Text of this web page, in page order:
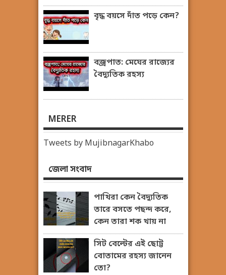
বৃদ্ধ বয়সে দাঁত পড়ে কেন?
বজ্রপাত: মেঘের রাজ্যের
বৈদ্যুতিক রহস্য
MERER
Tweets by MujibnagarKhabo
জেলা সংবাদ
পাখিরা কেন বৈদ্যুতিক
তারে বসতে পছন্দ করে,
কেন তারা শক খায় না
সিট বেল্টের এই ছোট্ট
বোতামের রহস্য জানেন
তো?